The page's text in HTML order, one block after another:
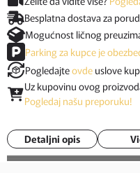
Besplatna dostava za
Mogućnost ličnog
Parking za kupce je
Pogledajteovde uslove
Uz kupovinu ovog
Pogledaj našu preporuku!
Detaljni opis